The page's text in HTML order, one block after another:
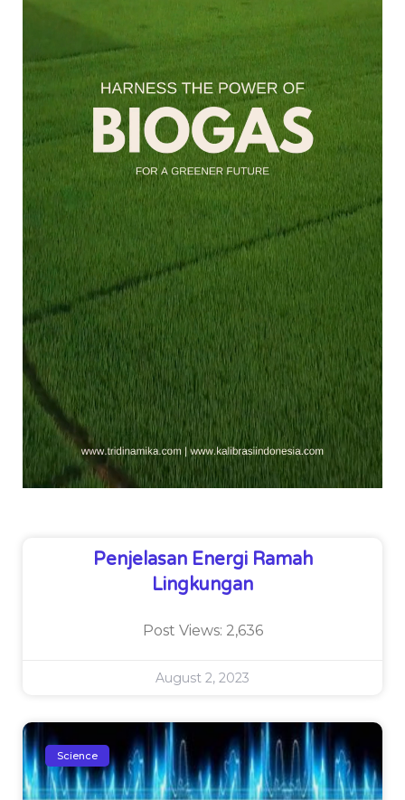
Penjelasan Energi Ramah
Lingkungan
Post Views: 2,636
August 2, 2023
Science